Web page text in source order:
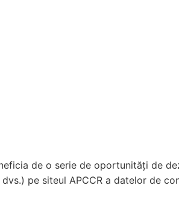
de o serie de oportunități de
pe siteul APCCR a datelor de